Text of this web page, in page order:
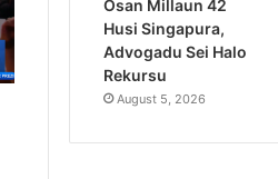
Osan Millaun 42
Husi Singapura,
Advogadu Sei Halo
Rekursu
August 5, 2026